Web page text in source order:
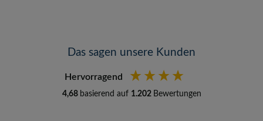
Das sagen unsere Kunden
Hervorragend
4,68 basierend auf 1.202 Bewertungen